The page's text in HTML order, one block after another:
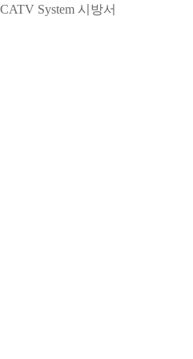
CATV System 시방서